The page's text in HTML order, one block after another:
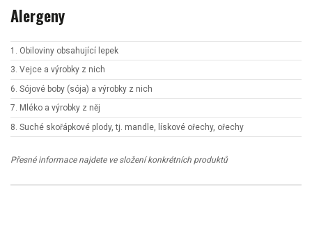
Alergeny
1. Obiloviny obsahující lepek
3. Vejce a výrobky z nich
6. Sójové boby (sója) a výrobky z nich
7. Mléko a výrobky z něj
8. Suché skořápkové plody, tj. mandle, lískové ořechy, ořechy
Přesné informace najdete ve složení konkrétních produktů